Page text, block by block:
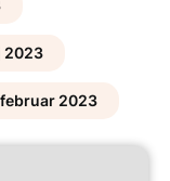
2023
februar 2023